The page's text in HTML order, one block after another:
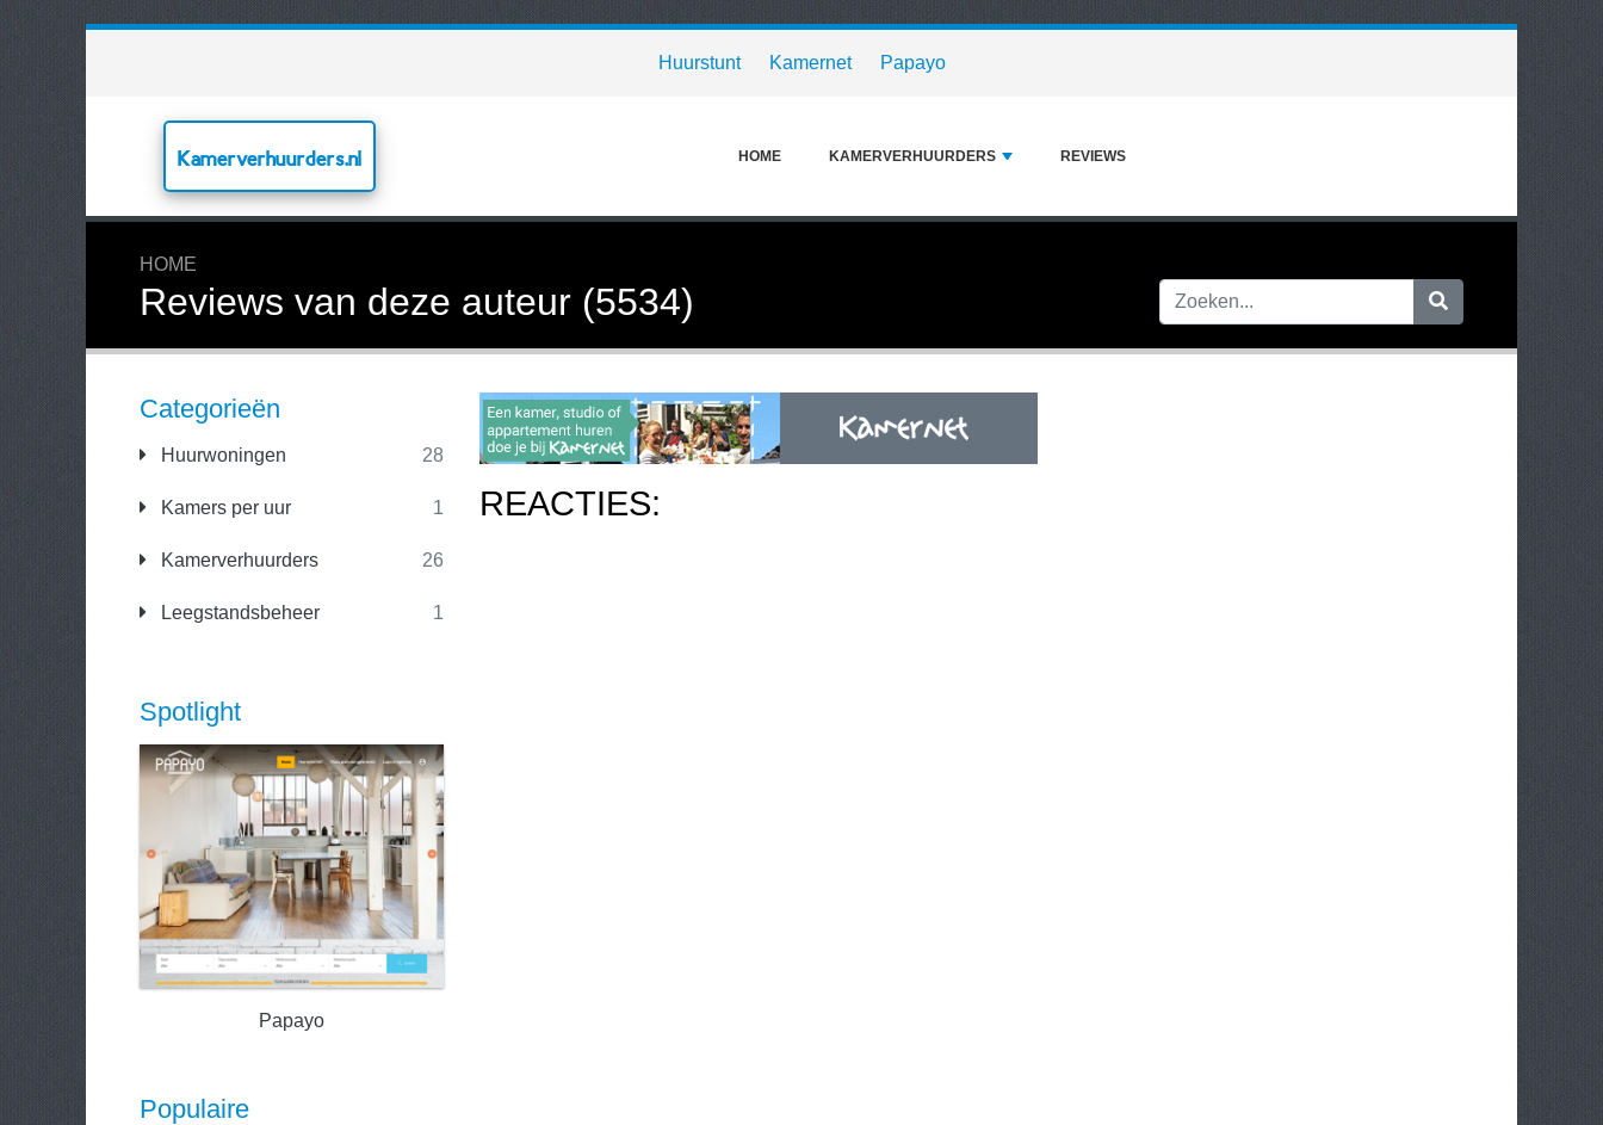
Huurstunt Kamernet Papayo
Kamerverhuurders.nl HOME KAMERVERHUURDERS REVIEWS
HOME
Reviews van deze auteur (5534)
Categorieën
Huurwoningen 28
Kamers per uur 1
Kamerverhuurders 26
Leegstandsbeheer 1
Spotlight
Papayo
Populaire
REACTIES: